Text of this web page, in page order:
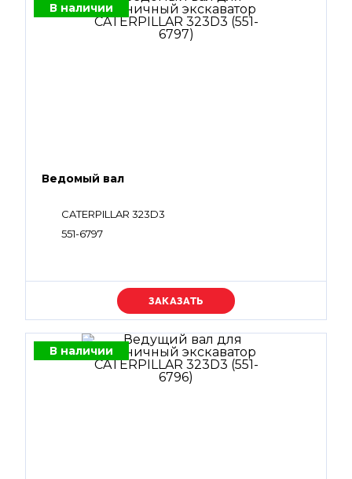
В наличии
Ведомый вал
CATERPILLAR 323D3
551-6797
Уточняйте цену
В наличии